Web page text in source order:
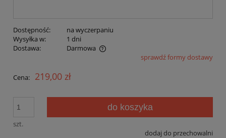
Dostępność:
na wyczerpaniu
Wysyłka w:
1 dni
Dostawa:
Darmowa
Cena nie zawiera ewentualnych kosztów płatnościsprawdź formy dostawy
Cena: 219,00 zł
szt.
do koszyka
dodaj do przechowalni